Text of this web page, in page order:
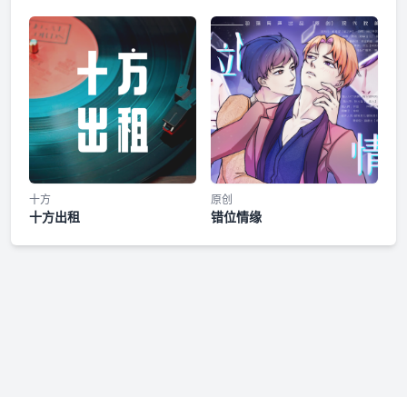
十方
十方出租
原创
错位情缘